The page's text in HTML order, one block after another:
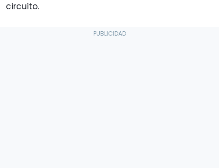
circuito.